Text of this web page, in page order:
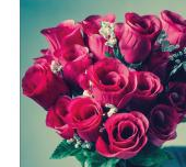
i
o
d
m
e